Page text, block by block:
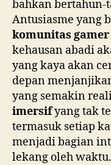
bahkan bertahun-
Antusiasme yang
komunitas gamer
kehausan abadi
yang kaya akan
depan
yang semakin
imersifyang tak
termasuk setiap
menjadi bagian
lekang oleh waktu.